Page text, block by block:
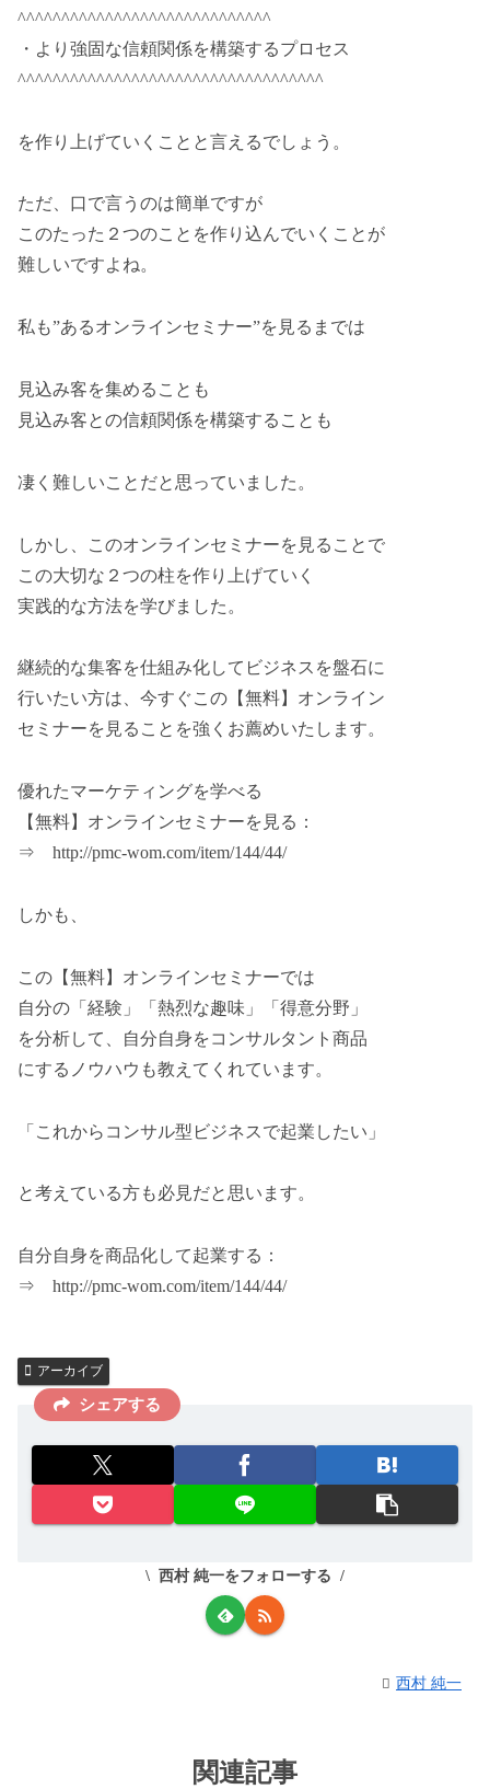
^^^^^^^^^^^^^^^^^^^^^^^^^^^^^
・より強固な信頼関係を構築するプロセス
^^^^^^^^^^^^^^^^^^^^^^^^^^^^^^^^^^^
を作り上げていくことと言えるでしょう。
ただ、口で言うのは簡単ですが
このたった２つのことを作り込んでいくことが
難しいですよね。
私も”あるオンラインセミナー”を見るまでは
見込み客を集めることも
見込み客との信頼関係を構築することも
凄く難しいことだと思っていました。
しかし、このオンラインセミナーを見ることで
この大切な２つの柱を作り上げていく
実践的な方法を学びました。
継続的な集客を仕組み化してビジネスを盤石に
行いたい方は、今すぐこの【無料】オンライン
セミナーを見ることを強くお薦めいたします。
優れたマーケティングを学べる
【無料】オンラインセミナーを見る：
⇒ http://pmc-wom.com/item/144/44/
しかも、
この【無料】オンラインセミナーでは
自分の「経験」「熱烈な趣味」「得意分野」
を分析して、自分自身をコンサルタント商品
にするノウハウも教えてくれています。
「これからコンサル型ビジネスで起業したい」
と考えている方も必見だと思います。
自分自身を商品化して起業する：
⇒ http://pmc-wom.com/item/144/44/
アーカイブ
シェアする
西村 純一をフォローする
西村 純一
関連記事